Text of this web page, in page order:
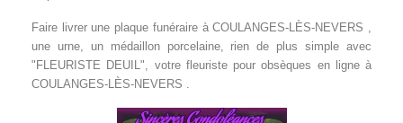
Faire livrer une plaque funéraire à COULANGES-LÈS-NEVERS ,
une urne, un médaillon porcelaine, rien de plus simple avec
"FLEURISTE DEUIL", votre fleuriste pour obsèques en ligne à
COULANGES-LÈS-NEVERS .